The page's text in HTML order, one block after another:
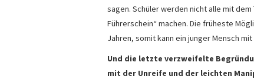
sagen. Schüler werden nicht alle mit
Führerschein“ machen. Die früheste
Jahren, somit kann ein junger Mensch
Und die letzte verzweifelte
mit der Unreife und der leichten